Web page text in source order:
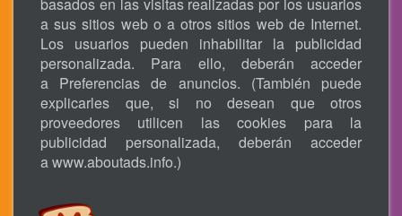
a sus sitios web o a otros sitios web de Internet.
Los usuarios pueden inhabilitar la publicidad
personalizada. Para ello, deberán acceder
a Preferencias de anuncios. (También puede
explicarles que, si no desean que otros
proveedores utilicen las cookies para la
publicidad personalizada, deberán acceder
awww.aboutads.info.)